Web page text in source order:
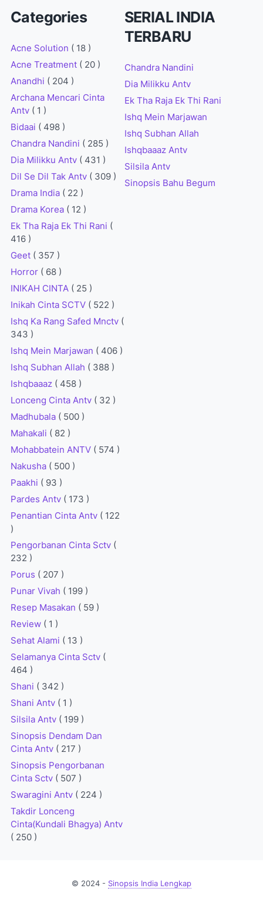
Categories
Acne Solution ( 18 )
Acne Treatment ( 20 )
Anandhi ( 204 )
Archana Mencari Cinta
Antv ( 1 )
Bidaai ( 498 )
Chandra Nandini ( 285 )
Dia Milikku Antv ( 431 )
Dil Se Dil Tak Antv ( 309 )
Drama India ( 22 )
Drama Korea ( 12 )
Ek Tha Raja Ek Thi Rani (
416 )
Geet ( 357 )
Horror ( 68 )
INIKAH CINTA ( 25 )
Inikah Cinta SCTV ( 522 )
Ishq Ka Rang Safed Mnctv (
343 )
Ishq Mein Marjawan ( 406 )
Ishq Subhan Allah ( 388 )
Ishqbaaaz ( 458 )
Lonceng Cinta Antv ( 32 )
Madhubala ( 500 )
Mahakali ( 82 )
Mohabbatein ANTV ( 574 )
Nakusha ( 500 )
Paakhi ( 93 )
Pardes Antv ( 173 )
Penantian Cinta Antv ( 122
)
Pengorbanan Cinta Sctv (
232 )
Porus ( 207 )
Punar Vivah ( 199 )
Resep Masakan ( 59 )
Review ( 1 )
Sehat Alami ( 13 )
Selamanya Cinta Sctv (
464 )
Shani ( 342 )
Shani Antv ( 1 )
Silsila Antv ( 199 )
Sinopsis Dendam Dan
Cinta Antv ( 217 )
Sinopsis Pengorbanan
Cinta Sctv ( 507 )
Swaragini Antv ( 224 )
Takdir Lonceng
Cinta(Kundali Bhagya) Antv
( 250 )
SERIAL INDIA
TERBARU
Chandra Nandini
Dia Milikku Antv
Ek Tha Raja Ek Thi Rani
Ishq Mein Marjawan
Ishq Subhan Allah
Ishqbaaaz Antv
Silsila Antv
Sinopsis Bahu Begum
© 2024 - Sinopsis India Lengkap